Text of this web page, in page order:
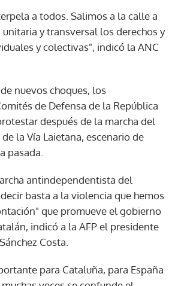
a todos. Salimos a la calle a
y transversal los derechos y
y colectivas", indicó la ANC
nuevos choques, los
de Defensa de la República
después de la marcha del
la Vía Laietana, escenario de
pasada.
antindependentista del
basta a la violencia que hemos
que promueve el gobierno
indicó a la AFP el presidente
Costa.
para Cataluña, para España